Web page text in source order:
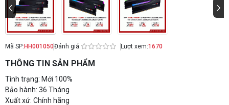
Mã SP: HH001050Đánh giá: Lượt xem:1670
THÔNG TIN SẢN PHẨM
Tình trạng: Mới 100%
Bảo hành: 36 Tháng
Xuất xứ: Chính hãng